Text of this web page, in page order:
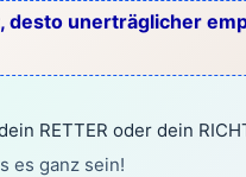
desto unerträglicher
RETTER oder dein
es ganz sein!